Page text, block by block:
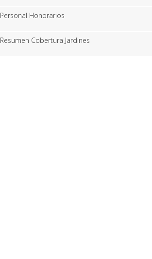
Personal Honorarios
Resumen Cobertura Jardines